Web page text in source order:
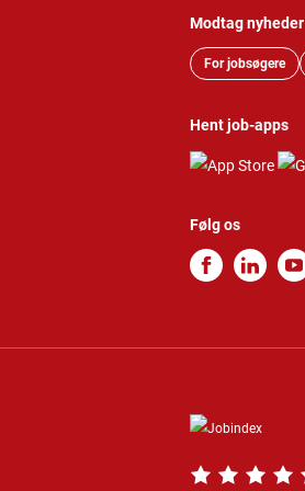
Modtag nyheder
For jobsøgere
Hent job-apps
Følg os